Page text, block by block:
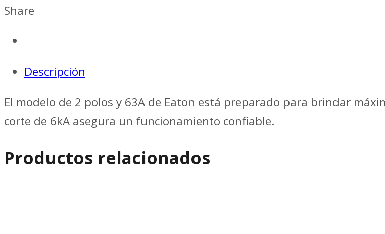
Share
Descripción
El modelo de 2 polos y 63A de Eaton está preparado para brindar
corte de 6kA asegura un funcionamiento confiable.
Productos relacionados